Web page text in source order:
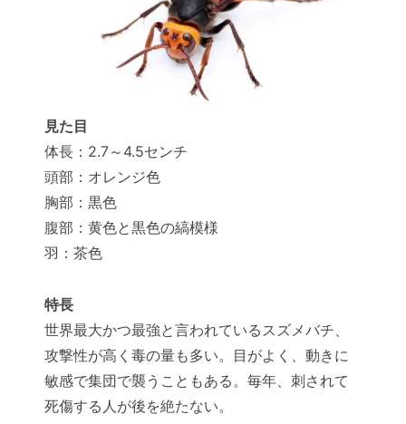
見た目
体長：2.7～4.5センチ
頭部：オレンジ色
胸部：黒色
腹部：黄色と黒色の縞模様
羽：茶色
特長
世界最大かつ最強と言われているスズメバチ、
攻撃性が高く毒の量も多い。目がよく、動きに
敏感で集団で襲うこともある。毎年、刺されて
死傷する人が後を絶たない。